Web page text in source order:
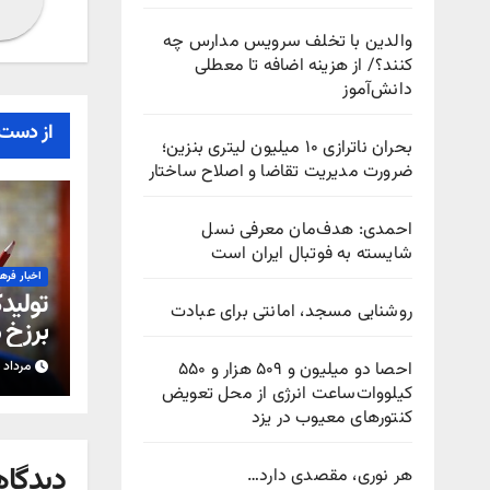
والدین با تخلف سرویس مدارس چه
کنند؟/ از هزینه اضافه تا معطلی
دانش‌آموز
بحران ناترازی ۱۰ میلیون لیتری بنزین؛
ضرورت مدیریت تقاضا و اصلاح ساختار
احمدی: هدف‌مان معرفی نسل
شایسته به فوتبال ایران است
روشنایی مسجد، امانتی برای عبادت
احصا دو میلیون و ۵۰۹ هزار و ۵۵۰
کیلووات‌ساعت انرژی از محل تعویض
کنتورهای معیوب در یزد
هر نوری، مقصدی دارد…
از
اخبار
مرداد ۱۵, ۱۴۰۵